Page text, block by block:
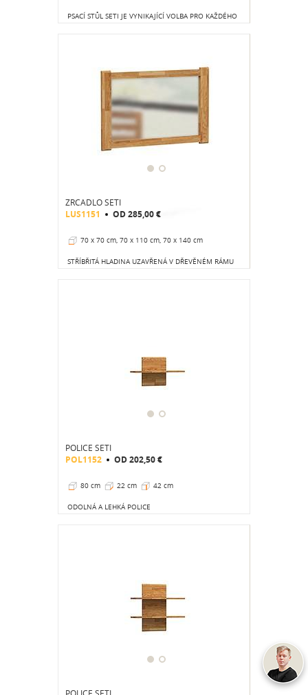
PSACÍ STŮL SETI JE VYNIKAJÍCÍ VOLBA PRO KAŽDÉHO
ZRCADLO SETI
LUS1151 OD285,00 €
70 x 70 cm, 70 x 110 cm, 70 x 140 cm
STŘÍBŘITÁ HLADINA UZAVŘENÁ V DŘEVĚNÉM RÁMU
POLICE SETI
POL1152 OD202,50 €
80 cm 22 cm 42 cm
ODOLNÁ A LEHKÁ POLICE
POLICE SETI